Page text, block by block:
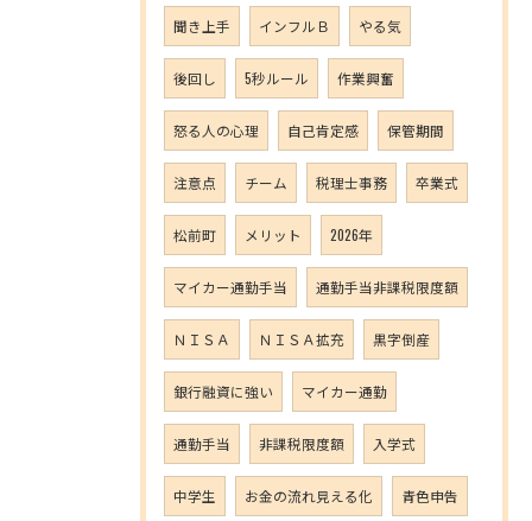
聞き上手 インフルＢ やる気
後回し 5秒ルール 作業興奮
怒る人の心理 自己肯定感 保管期間
注意点 チーム 税理士事務 卒業式
松前町 メリット 2026年
マイカー通勤手当 通勤手当非課税限度額
ＮＩＳＡ ＮＩＳＡ拡充 黒字倒産
銀行融資に強い マイカー通勤
通勤手当 非課税限度額 入学式
中学生 お金の流れ見える化 青色申告